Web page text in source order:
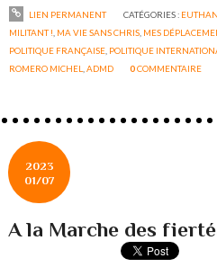
LIEN PERMANENT CATÉGORIES :
MILITANT ! MA VIE SANS CHRIS MES
POLITIQUE FRANÇAISE POLITIQUE
ROMERO MICHEL ,ADMD 0COMMENTAIRE
2023
01/07
A la Marche des